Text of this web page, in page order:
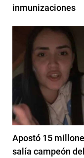
inmunizaciones
Apostó 15
salía campeón